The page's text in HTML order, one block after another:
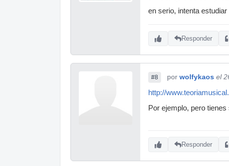
en serio, intenta
Responder
#8 por wolfykaos el
http://
Por ejemplo, pero
Responder